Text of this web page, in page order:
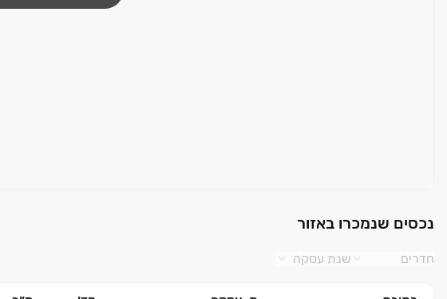
נכסים שנמכרו באזור
חדרים שנת עסקה